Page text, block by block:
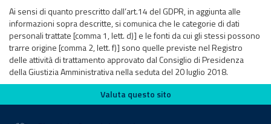
Ai sensi di quanto prescritto dall’art.14 del GDPR, in aggiunta alle
informazioni sopra descritte, si comunica che le categorie di dati
personali trattate [comma 1, lett. d)] e le fonti da cui gli stessi possono
trarre origine [comma 2, lett. f)] sono quelle previste nel Registro
delle attività di trattamento approvato dal Consiglio di Presidenza
della Giustizia Amministrativa nella seduta del 20 luglio 2018.
Valuta questo sito
Valuta questo sito